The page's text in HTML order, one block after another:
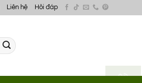
Liên hệ Hỏi đáp